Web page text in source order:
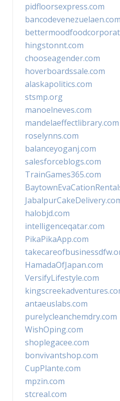
pidfloorsexpress.com
bancodevenezuelaen.com
hingstonnt.com
chooseagender.com
hoverboardssale.com
alaskapolitics.com
stsmp.org
manoelneves.com
mandelaeffectlibrary.com
roselynns.com
balanceyoganj.com
salesforceblogs.com
TrainGames365.com
halobjd.com
intelligenceqatar.com
PikaPikaApp.com
HamadaOfJapan.com
VersifyLifestyle.com
antaeuslabs.com
purelycleanchemdry.com
WishOping.com
shoplegacee.com
bonvivantshop.com
CupPlante.com
mpzin.com
stcreal.com